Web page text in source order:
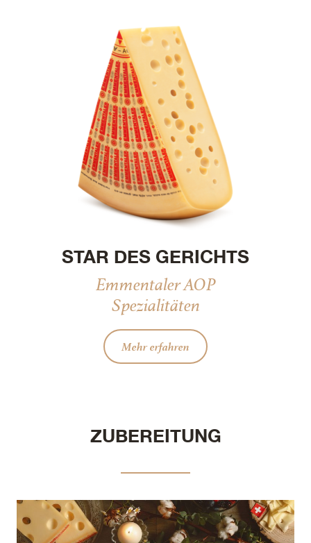
STAR DES GERICHTS
Emmentaler AOP
Spezialitäten
Mehr erfahren
ZUBEREITUNG